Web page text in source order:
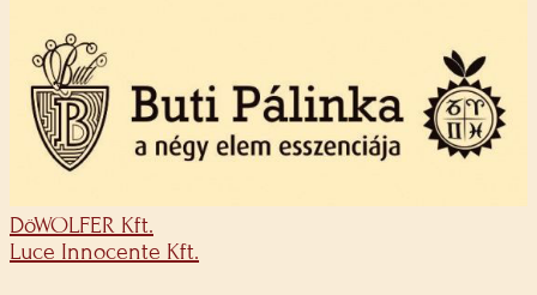
DöWOLFER Kft.
Luce Innocente Kft.